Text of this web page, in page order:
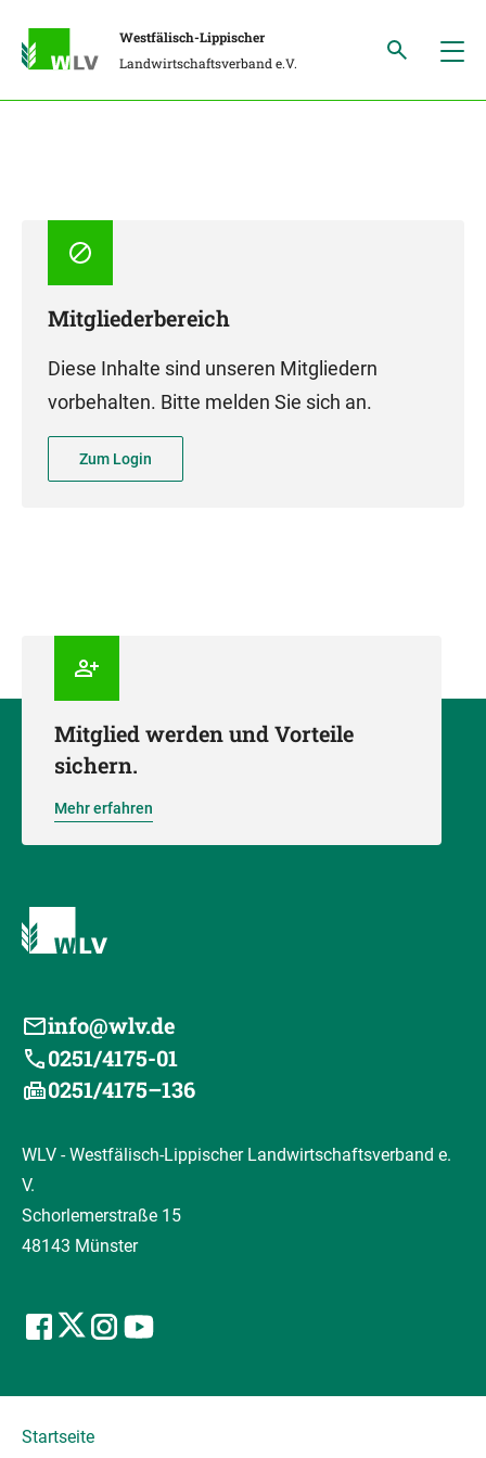
Westfälisch-Lippischer
Landwirtschaftsverband e.V.
Mitgliederbereich
Diese Inhalte sind unseren Mitgliedern
vorbehalten. Bitte melden Sie sich an.
Zum Login
Mitglied werden und Vorteile
sichern.
Mehr erfahren
info@wlv.de
0251/4175-01
0251/4175–136
WLV - Westfälisch-Lippischer Landwirtschaftsverband e.
V.
Schorlemerstraße 15
48143 Münster
Startseite